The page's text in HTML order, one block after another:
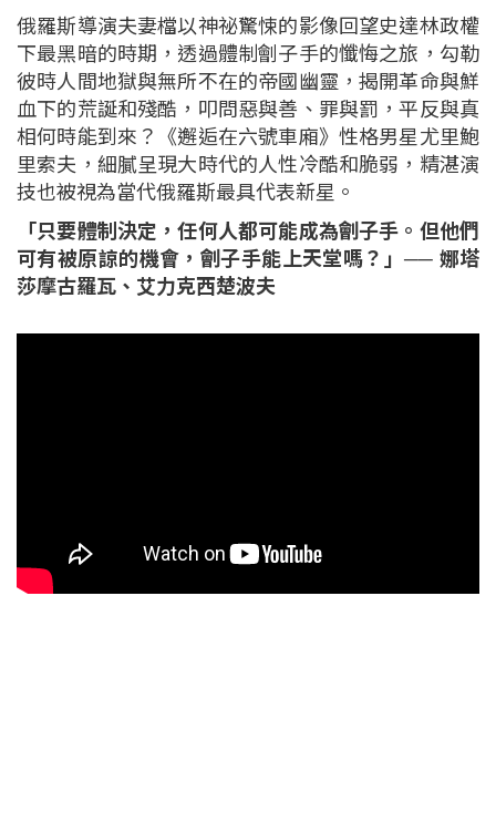
俄羅斯導演夫妻檔以神祕驚悚的影像回望史達林政權
下最黑暗的時期，透過體制劊子手的懺悔之旅，勾勒
彼時人間地獄與無所不在的帝國幽靈，揭開革命與鮮
血下的荒誕和殘酷，叩問惡與善、罪與罰，平反與真
相何時能到來？《邂逅在六號車廂》性格男星尤里鮑
里索夫，細膩呈現大時代的人性冷酷和脆弱，精湛演
技也被視為當代俄羅斯最具代表新星。
「只要體制決定，任何人都可能成為劊子手。但他們
可有被原諒的機會，劊子手能上天堂嗎？」── 娜塔
莎摩古羅瓦、艾力克西楚波夫